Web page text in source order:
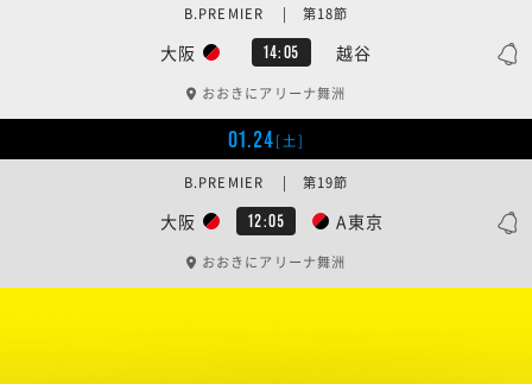
大阪 14:05 越谷
B.PREMIER | 第18節
おおきにアリーナ舞洲
01.24[土]
大阪 12:05 A東京
B.PREMIER | 第19節
おおきにアリーナ舞洲